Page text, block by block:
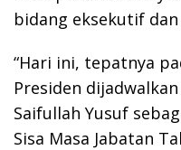
bidang eksekutif
“Hari ini, tepatnya
Presiden
Saifullah Yusuf
Sisa Masa Jabatan